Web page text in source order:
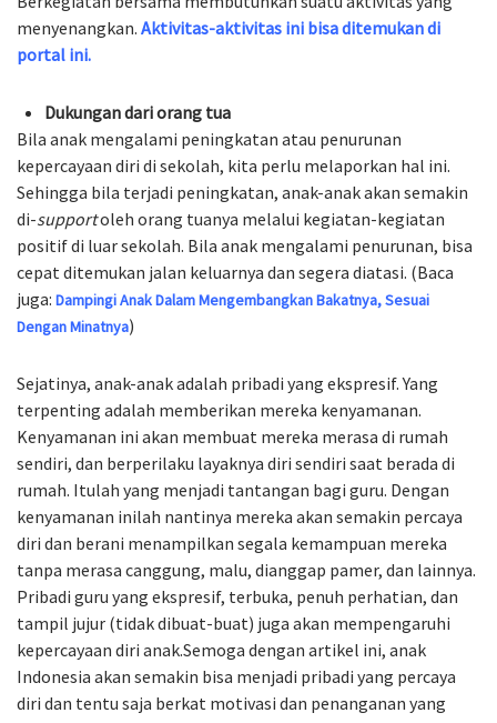
menyenangkan. Aktivitas-aktivitas ini bisa ditemukan di
portal ini.
Dukungan dari orang tua
Bila anak mengalami peningkatan atau penurunan
kepercayaan diri di sekolah, kita perlu melaporkan hal ini.
Sehingga bila terjadi peningkatan, anak-anak akan semakin
di-supportoleh orang tuanya melalui kegiatan-kegiatan
positif di luar sekolah. Bila anak mengalami penurunan, bisa
cepat ditemukan jalan keluarnya dan segera diatasi. (Baca
juga: Dampingi Anak Dalam Mengembangkan Bakatnya, Sesuai
Dengan Minatnya)
Sejatinya, anak-anak adalah pribadi yang ekspresif. Yang
terpenting adalah memberikan mereka kenyamanan.
Kenyamanan ini akan membuat mereka merasa di rumah
sendiri, dan berperilaku layaknya diri sendiri saat berada di
rumah. Itulah yang menjadi tantangan bagi guru. Dengan
kenyamanan inilah nantinya mereka akan semakin percaya
diri dan berani menampilkan segala kemampuan mereka
tanpa merasa canggung, malu, dianggap pamer, dan lainnya.
Pribadi guru yang ekspresif, terbuka, penuh perhatian, dan
tampil jujur (tidak dibuat-buat) juga akan mempengaruhi
kepercayaan diri anak.Semoga dengan artikel ini, anak
Indonesia akan semakin bisa menjadi pribadi yang percaya
diri dan tentu saja berkat motivasi dan penanganan yang